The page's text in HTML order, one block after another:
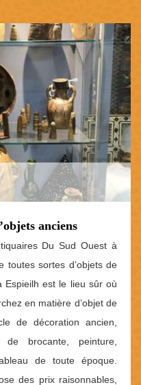
anciens
Du Sud Ouest à
toutes sortes d’objets de
Espieilh est le lieu sûr où
en matière d’objet de
de décoration ancien,
brocante, peinture,
de toute époque.
des prix raisonnables,